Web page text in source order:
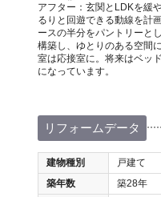
アフター：玄関とLDKを緩
るりと回遊できる動線を計
ースの半分をパントリーと
構築し、ゆとりのある空間
室は応接室に。将来はベッ
になっています。
リフォームデータ
建物種別
戸建て
築年数
築28年